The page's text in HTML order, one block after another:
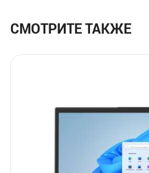
СМОТРИТЕ ТАКЖЕ